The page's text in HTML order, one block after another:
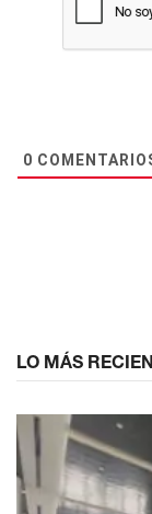
0
LO MÁS